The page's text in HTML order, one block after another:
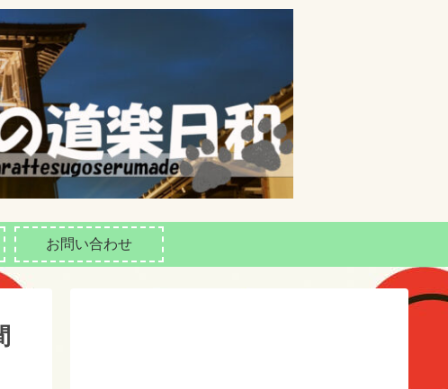
お問い合わせ